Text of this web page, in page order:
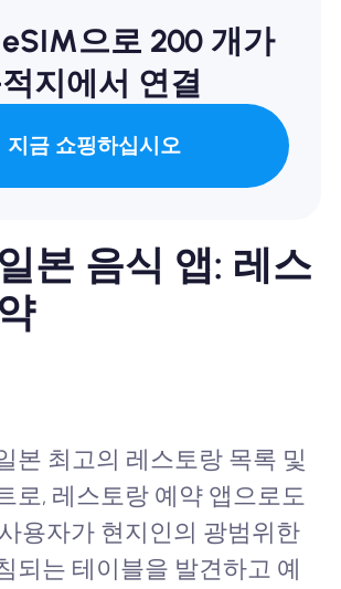
으로 200 개가
지에서 연결
지금 쇼핑하십시오
본 음식 앱: 레스
본 최고의 레스토랑 목록 및
로, 레스토랑 예약 앱으로도
용자가 현지인의 광범위한
되는 테이블을 발견하고 예